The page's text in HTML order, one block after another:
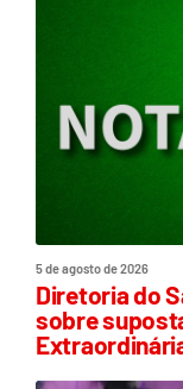
5 de agosto de 2026
Diretoria do
sobre